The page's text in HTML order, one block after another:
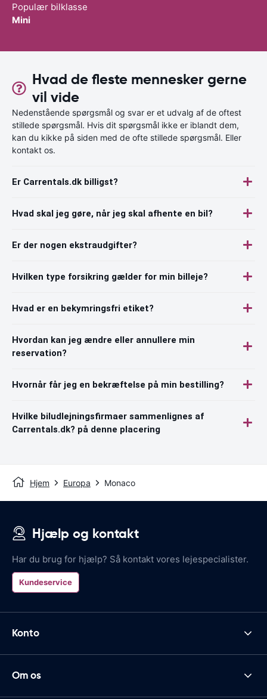
Populær bilklasse
Mini
Hvad de fleste mennesker gerne
vil vide
Nedenstående spørgsmål og svar er et udvalg af de oftest
stillede spørgsmål. Hvis dit spørgsmål ikke er iblandt dem,
kan du kikke på siden med de ofte stillede spørgsmål. Eller
kontakt os.
Er Carrentals.dk billigst?
Hvad skal jeg gøre, når jeg skal afhente en bil?
Er der nogen ekstraudgifter?
Hvilken type forsikring gælder for min billeje?
Hvad er en bekymringsfri etiket?
Hvordan kan jeg ændre eller annullere min
reservation?
Hvornår får jeg en bekræftelse på min bestilling?
Hvilke biludlejningsfirmaer sammenlignes af
Carrentals.dk? på denne placering
Hjem Europa Monaco
Hjælp og kontakt
Har du brug for hjælp? Så kontakt vores lejespecialister.
Kundeservice
Konto
Om os